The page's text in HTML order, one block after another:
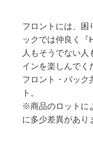
フロントには、困
ックでは仲良く『
人もそうでない
インを楽しんで
フロント・バック
ト。
※商品のロットに
に多少差異があり